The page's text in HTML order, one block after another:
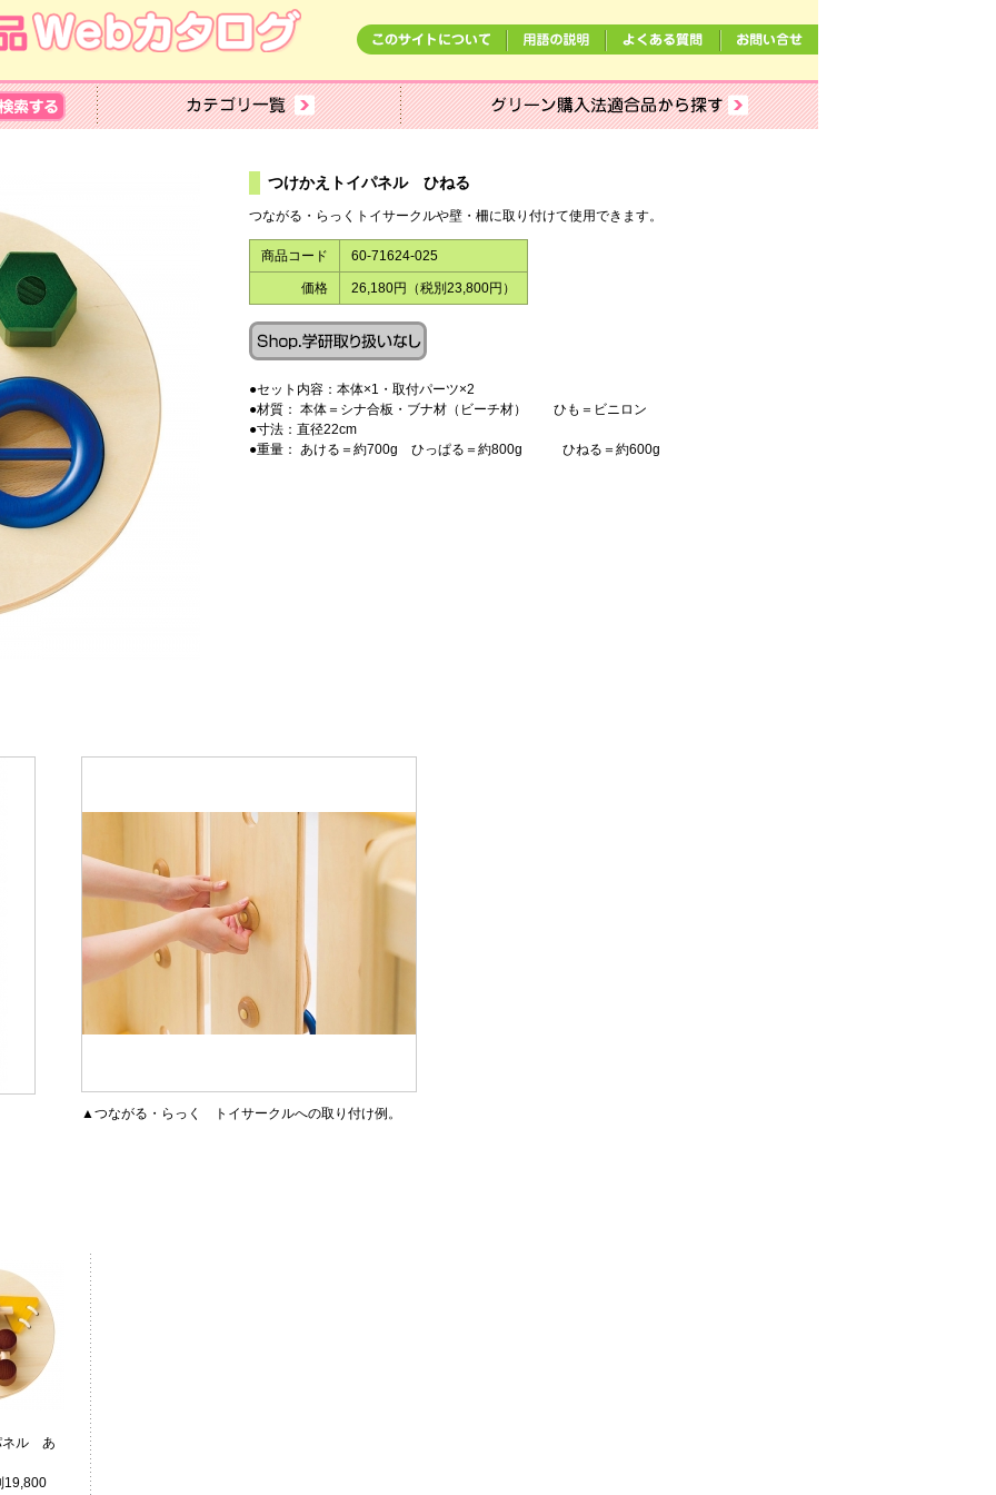
つけかえトイパネル ひねる
つながる・らっくトイサークルや壁・柵に取り付けて使用できます。
商品コード 60-71624-025
価格 26,180円（税別23,800円）
●セット内容：本体×1・取付パーツ×2
●材質： 本体＝シナ合板・ブナ材（ビーチ材） ひも＝ビニロン
●寸法：直径22cm
●重量： あける＝約700g ひっぱる＝約800g ひねる＝約600g
▲つながる・らっく トイサークルへの取り付け例。
ネル あ
19,800